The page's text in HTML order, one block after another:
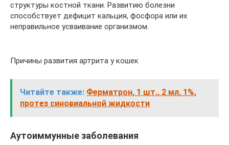
структуры костной ткани. Развитию болезни
способствует дефицит кальция, фосфора или их
неправильное усваивание организмом.
Причины развития артрита у кошек
Читайте также: Ферматрон, 1 шт., 2 мл, 1%,
протез синовиальной жидкости
Аутоиммунные заболевания